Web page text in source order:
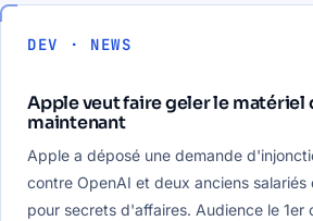
DEV · NEWS
Apple veut faire geler le matériel
maintenant
Apple a déposé une demande
contre OpenAI et deux anciens salariés
pour secrets d'affaires. Audience le 1er